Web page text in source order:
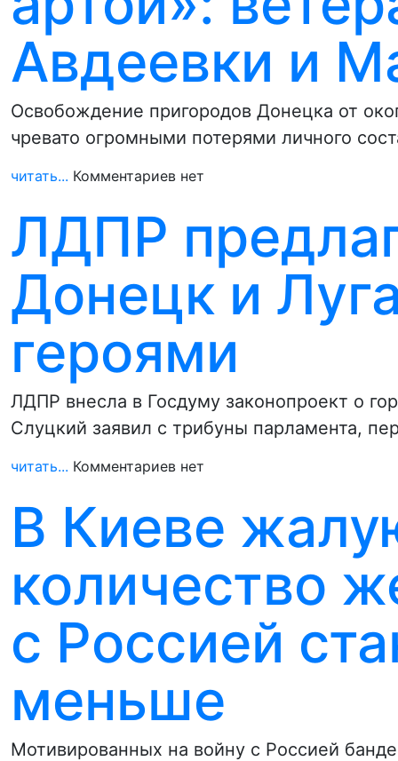
Авдеевки и
Освобождение пригородов Донецка от
чревато огромными потерями личного
читать... Комментариев нет
ЛДПР
Донецк и
героями
ЛДПР внесла в Госдуму законопроект о
Слуцкий заявил с трибуны парламента,
читать... Комментариев нет
В Киеве
количество
с Россией
меньше
Мотивированных на войну с Россией